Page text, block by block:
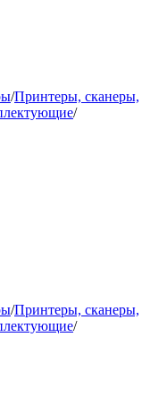
/Принтеры, сканеры,
/
/Принтеры, сканеры,
/